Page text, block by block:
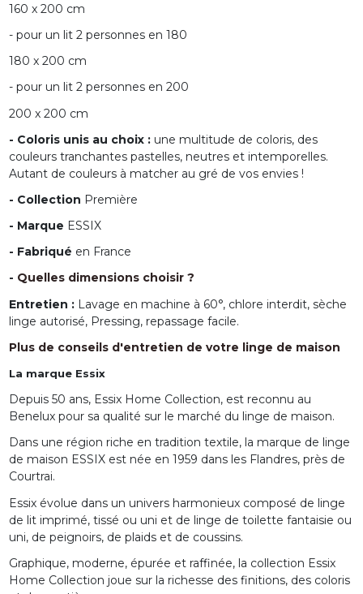
160 x 200 cm
- pour un lit 2 personnes en 180
180 x 200 cm
- pour un lit 2 personnes en 200
200 x 200 cm
- Coloris unis au choix :une multitude de coloris, des
couleurs tranchantes pastelles, neutres et intemporelles.
Autant de couleurs à matcher au gré de vos envies !
- Collection Première
- Marque ESSIX
- Fabriqué en France
- Quelles dimensions choisir ?
Entretien : Lavage en machine à 60°, chlore interdit, sèche
linge autorisé, Pressing, repassage facile.
Plus de conseils d'entretien de votre linge de maison
La marque Essix
Depuis 50 ans, Essix Home Collection, est reconnu au
Benelux pour sa qualité sur le marché du linge de maison.
Dans une région riche en tradition textile, la marque de linge
de maison ESSIX est née en 1959 dans les Flandres, près de
Courtrai.
Essix évolue dans un univers harmonieux composé de linge
de lit imprimé, tissé ou uni et de linge de toilette fantaisie ou
uni, de peignoirs, de plaids et de coussins.
Graphique, moderne, épurée et raffinée, la collection Essix
Home Collection joue sur la richesse des finitions, des coloris